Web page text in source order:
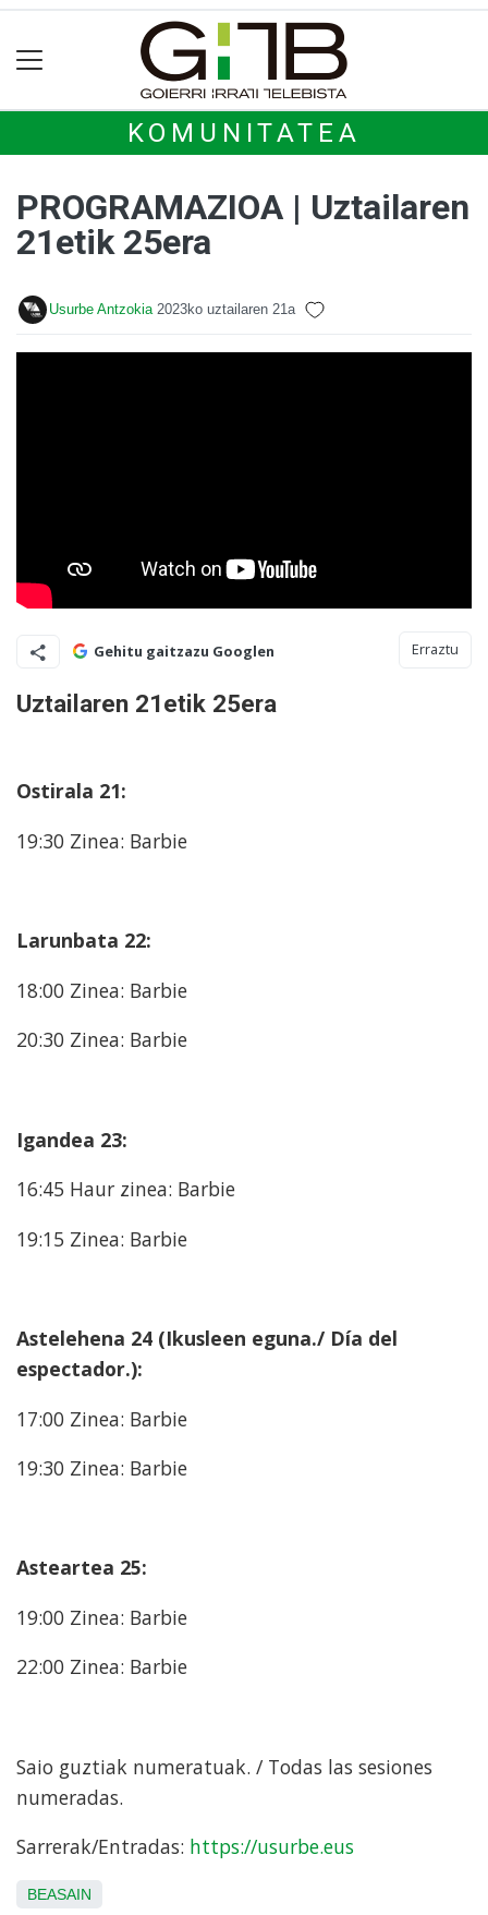
KOMUNITATEA
PROGRAMAZIOA | Uztailaren
21etik 25era
Usurbe Antzokia 2023ko uztailaren 21a
Gehitu gaitzazu Googlen Erraztu
Uztailaren 21etik 25era
Ostirala 21:
19:30 Zinea: Barbie
Larunbata 22:
18:00 Zinea: Barbie
20:30 Zinea: Barbie
Igandea 23:
16:45 Haur zinea: Barbie
19:15 Zinea: Barbie
Astelehena 24 (Ikusleen eguna./ Día del
espectador.):
17:00 Zinea: Barbie
19:30 Zinea: Barbie
Asteartea 25:
19:00 Zinea: Barbie
22:00 Zinea: Barbie
Saio guztiak numeratuak. / Todas las sesiones
numeradas.
Sarrerak/Entradas: https://usurbe.eus
BEASAIN